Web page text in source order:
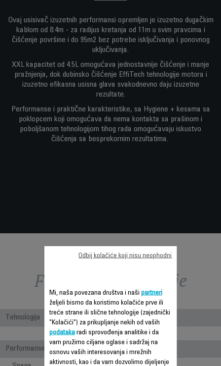
Ovaj usisivač izuzetnih performansi opremljen je izuzetno dugačkim
kablom od 8.4m - za radijus kretanja od 11m u svim pravcima i
čišćenje površine i do 95m2 bez potrebe isključivanja i ponovnog
uključivanja.
XXL kapacitet od 4.5L omogućava jednostavnije čišćenje i manje
pražnjenja, dok dubinsko čišćenje EffiTech tehnologije motora i
izuzetno efikasna usisna glava svakodnevno daju izuzetne
rezultate.
Performanse i praktične karakteristike, sa Hygiene + kesama sa
poklopcem koji omogućava da nema kontakta sa prašinom i
poboljšanom tehnologijom tihog rada omogućavaju iskustvo
čišćenja sa besprekornim rezultatima.
Funkcije – poređenje
Tehnologija
Bagged
Performanse
Mi, naša povezana društva i naši partneri
željeli bismo da koristimo kolačiće prve ili
treće strane ili slične tehnologije (zajednički
"Kolačići") za prikupljanje nekih od vaših
podatakaradi sprovođenja analitike i da
vam pružimo ciljane oglase i sadržaj na
osnovu vaših interesovanja i mrežnih
aktivnosti, kao i da vam dozvolimo dijeljenje
Odbij kolačiće koji nisu neophodni